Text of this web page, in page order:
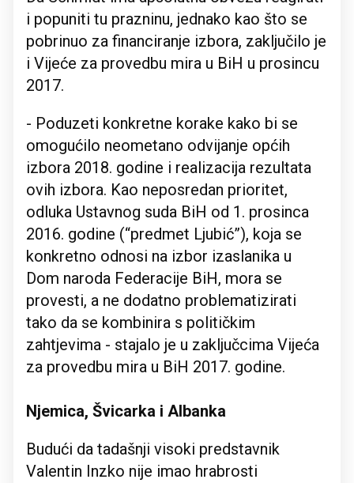
i popuniti tu prazninu, jednako kao što se
pobrinuo za financiranje izbora, zaključilo je
i Vijeće za provedbu mira u BiH u prosincu
2017.
- Poduzeti konkretne korake kako bi se
omogućilo neometano odvijanje općih
izbora 2018. godine i realizacija rezultata
ovih izbora. Kao neposredan prioritet,
odluka Ustavnog suda BiH od 1. prosinca
2016. godine (“predmet Ljubić”), koja se
konkretno odnosi na izbor izaslanika u
Dom naroda Federacije BiH, mora se
provesti, a ne dodatno problematizirati
tako da se kombinira s političkim
zahtjevima - stajalo je u zaključcima Vijeća
za provedbu mira u BiH 2017. godine.
Njemica, Švicarka i Albanka
Budući da tadašnji visoki predstavnik
Valentin Inzko nije imao hrabrosti